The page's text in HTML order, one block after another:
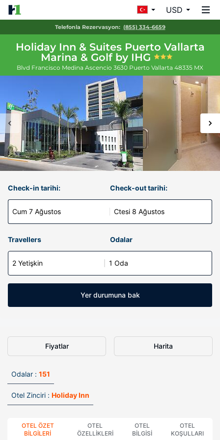
USD
Telefonla Rezervasyon: (855) 334-6659
Holiday Inn & Suites Puerto Vallarta
Marina & Golf by IHG
Blvd Francisco Medina Ascencio 3630 Puerto Vallarta 48335 MX
Check-in tarihi:
Cum 7 Ağustos
Check-out tarihi:
Ctesi 8 Ağustos
Travellers Odalar
2 Yetişkin 1 Oda
Yer durumuna bak
Fiyatlar Harita
Odalar : 151
Otel Zinciri : Holiday Inn
OTEL ÖZET
BILGILERI
OTEL
ÖZELLIKLERI
OTEL
BILGISI
OTEL
KOŞULLARI